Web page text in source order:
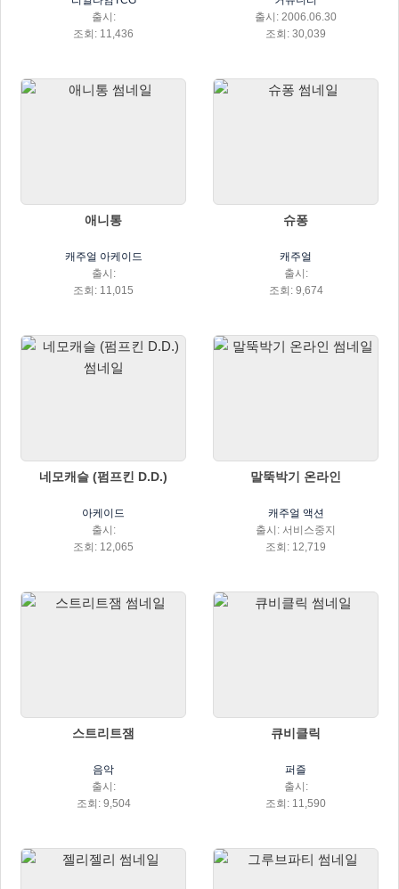
출시:
조회: 11,436
출시: 2006.06.30
조회: 30,039
애니통
캐주얼 아케이드
출시:
조회: 11,015
슈퐁
캐주얼
출시:
조회: 9,674
네모캐슬 (펌프킨 D.D.)
아케이드
출시:
조회: 12,065
말뚝박기 온라인
캐주얼 액션
출시: 서비스중지
조회: 12,719
스트리트잼
음악
출시:
조회: 9,504
큐비클릭
퍼즐
출시:
조회: 11,590